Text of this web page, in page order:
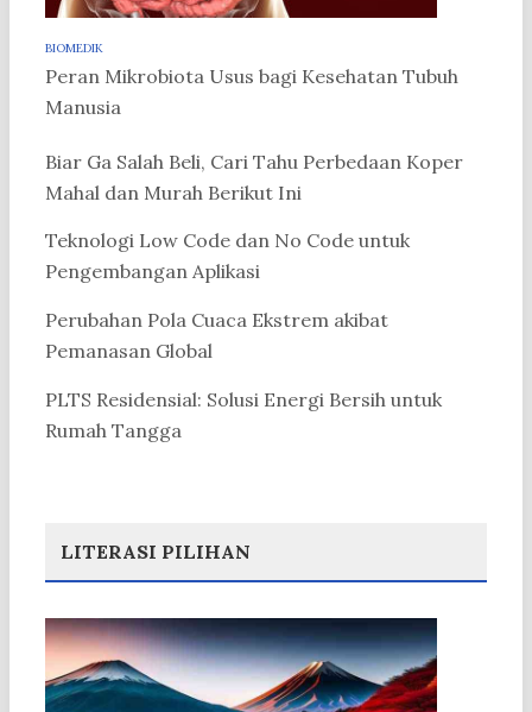
BIOMEDIK
Peran Mikrobiota Usus bagi Kesehatan Tubuh
Manusia
Biar Ga Salah Beli, Cari Tahu Perbedaan Koper
Mahal dan Murah Berikut Ini
Teknologi Low Code dan No Code untuk
Pengembangan Aplikasi
Perubahan Pola Cuaca Ekstrem akibat
Pemanasan Global
PLTS Residensial: Solusi Energi Bersih untuk
Rumah Tangga
LITERASI PILIHAN